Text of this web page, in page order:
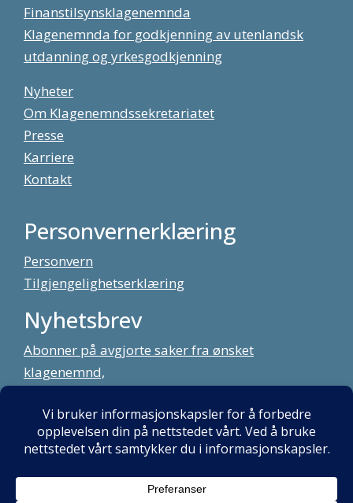
Finanstilsynsklagenemnda
Klagenemnda for godkjenning av utenlandsk
utdanning og yrkesgodkjenning
Nyheter
Om Klagenemndssekretariatet
Presse
Karriere
Kontakt
Personvernerklæring
Personvern
Tilgjengelighetserklæring
Nyhetsbrev
Abonner på avgjorte saker fra ønsket
klagenemnd,